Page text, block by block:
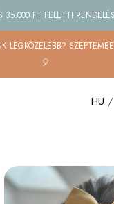
35.000 FT FELETTI
LEGKÖZELEBB?
🎈
HU /